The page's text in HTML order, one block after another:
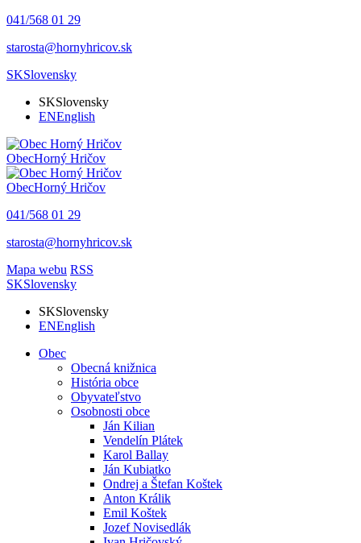
041/568 01 29
starosta@hornyhricov.sk
SKSlovensky
SKSlovensky
ENEnglish
ObecHorný Hričov
ObecHorný Hričov
041/568 01 29
starosta@hornyhricov.sk
Mapa webu RSS
SKSlovensky
SKSlovensky
ENEnglish
Obec
Obecná knižnica
História obce
Obyvateľstvo
Osobnosti obce
Ján Kilian
Vendelín Plátek
Karol Ballay
Ján Kubiatko
Ondrej a Štefan Koštek
Anton Králik
Emil Koštek
Jozef Novisedlák